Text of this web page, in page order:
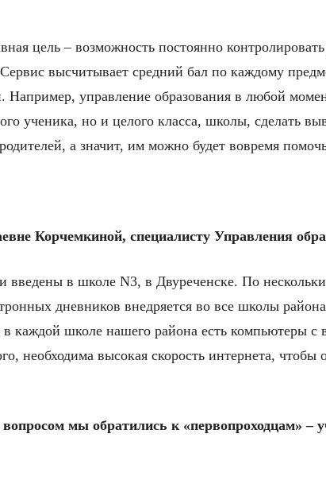
цель – возможность постоянно
высчитывает средний бал по каждому
Например, управление образования в любой
ученика, но и целого класса, школы, сделать
а значит, им можно будет вовремя
Корчемкиной, специалисту Управления
в школе N3, в Двуреченске. По
дневников внедряется во все школы
каждой школе нашего района есть компьютеры с
необходима высокая скорость интернета, чтобы
мы обратились к «первопроходцам» –